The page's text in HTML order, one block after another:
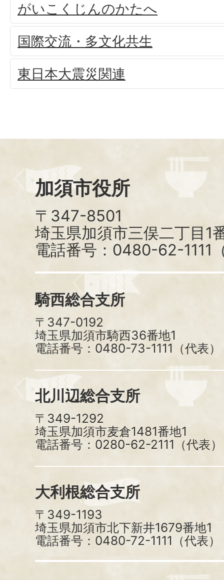
がいこくじんのかたへ
国際交流・多文化共生
東日本大震災関連
加須市役所
〒347-8501
埼玉県加須市三俣二丁目1
電話番号：0480-62-1111
騎西総合支所
〒347-0192
埼玉県加須市騎西36番地1
電話番号：0480-73-1111（代表）
北川辺総合支所
〒349-1292
埼玉県加須市麦倉1481番地1
電話番号：0280-62-2111（代表）
大利根総合支所
〒349-1193
埼玉県加須市北下新井1679番地1
電話番号：0480-72-1111（代表）